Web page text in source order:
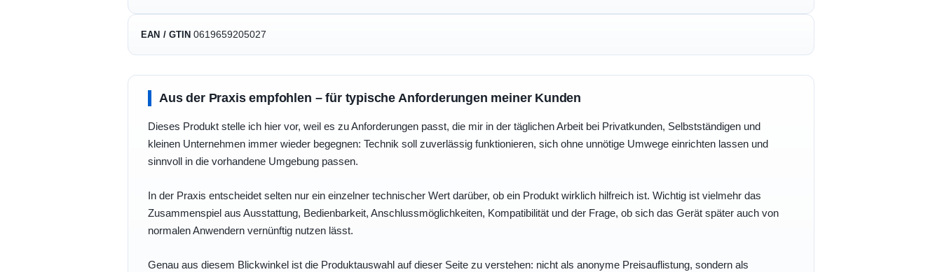
EAN / GTIN 0619659205027
Aus der Praxis empfohlen – für typische Anforderungen meiner Kunden
Dieses Produkt stelle ich hier vor, weil es zu Anforderungen passt, die mir in der täglichen Arbeit bei Privatkunden, Selbstständigen und
kleinen Unternehmen immer wieder begegnen: Technik soll zuverlässig funktionieren, sich ohne unnötige Umwege einrichten lassen und
sinnvoll in die vorhandene Umgebung passen.
In der Praxis entscheidet selten nur ein einzelner technischer Wert darüber, ob ein Produkt wirklich hilfreich ist. Wichtig ist vielmehr das
Zusammenspiel aus Ausstattung, Bedienbarkeit, Anschlussmöglichkeiten, Kompatibilität und der Frage, ob sich das Gerät später auch von
normalen Anwendern vernünftig nutzen lässt.
Genau aus diesem Blickwinkel ist die Produktauswahl auf dieser Seite zu verstehen: nicht als anonyme Preisauflistung, sondern als